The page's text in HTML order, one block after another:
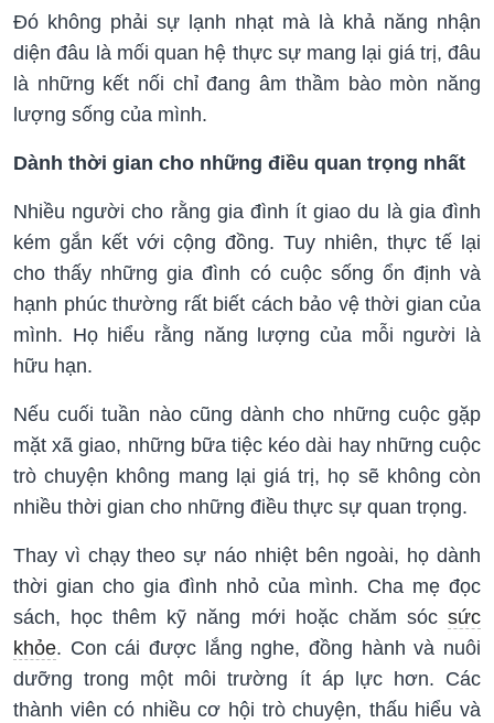
Đó không phải sự lạnh nhạt mà là khả năng nhận
diện đâu là mối quan hệ thực sự mang lại giá trị, đâu
là những kết nối chỉ đang âm thầm bào mòn năng
lượng sống của mình.
Dành thời gian cho những điều quan trọng nhất
Nhiều người cho rằng gia đình ít giao du là gia đình
kém gắn kết với cộng đồng. Tuy nhiên, thực tế lại
cho thấy những gia đình có cuộc sống ổn định và
hạnh phúc thường rất biết cách bảo vệ thời gian của
mình. Họ hiểu rằng năng lượng của mỗi người là
hữu hạn.
Nếu cuối tuần nào cũng dành cho những cuộc gặp
mặt xã giao, những bữa tiệc kéo dài hay những cuộc
trò chuyện không mang lại giá trị, họ sẽ không còn
nhiều thời gian cho những điều thực sự quan trọng.
Thay vì chạy theo sự náo nhiệt bên ngoài, họ dành
thời gian cho gia đình nhỏ của mình. Cha mẹ đọc
sách, học thêm kỹ năng mới hoặc chăm sóc sức
khỏe. Con cái được lắng nghe, đồng hành và nuôi
dưỡng trong một môi trường ít áp lực hơn. Các
thành viên có nhiều cơ hội trò chuyện, thấu hiểu và